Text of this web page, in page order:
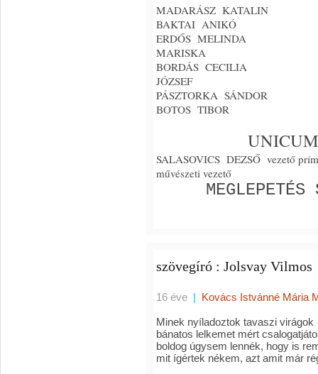
BAKTAI ANIKÓ
ERDŐS
MARISKA
BORDÁS
JÓZSEF
BOTOS TIBOR
SALASOVICS DEZSŐ
művészeti vezető
MEGLEPETÉS
szövegíró : Jolsvay Vilmos
16 éve | Kovács Istvánné Mária
Minek nyíladoztok tavaszi virágok
bánatos lelkemet mért
boldog úgysem lennék, hogy is
mit ígértek nékem, azt amit már